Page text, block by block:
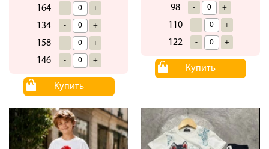
164 - +
134 - +
158 - +
146 - +
Купить
98 - +
110 - +
122 - +
Купить